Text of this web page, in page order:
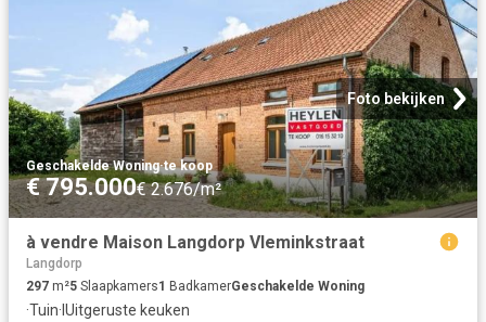
Foto bekijken
Geschakelde Woning·te koop
€ 795.000€ 2.676/m²
à vendre Maison Langdorp Vleminkstraat
Langdorp
297 m²5 Slaapkamers1 BadkamerGeschakelde Woning
·Tuin·IUitgeruste keuken